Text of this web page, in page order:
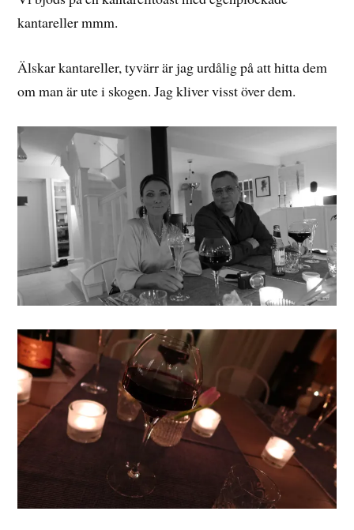
kantareller mmm.
Älskar kantareller, tyvärr är jag urdålig på att hitta dem
om man är ute i skogen. Jag kliver visst över dem.